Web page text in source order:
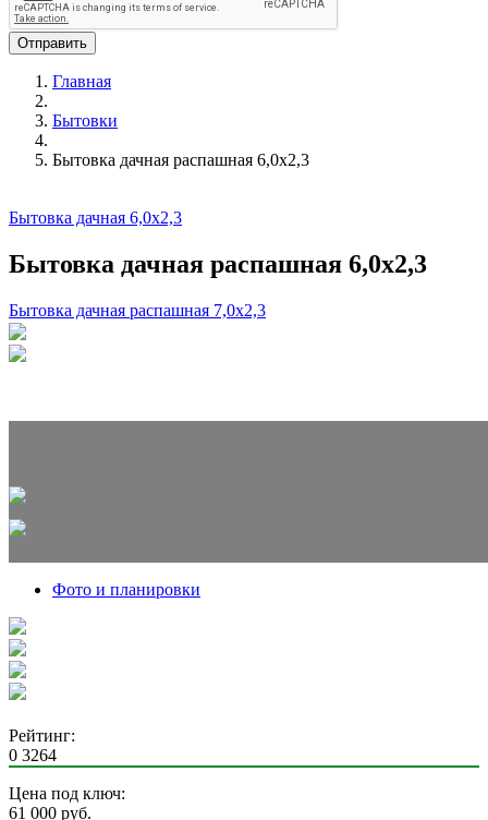
Главная
Бытовки
Бытовка дачная распашная 6,0х2,3
Бытовка дачная 6,0х2,3
Бытовка дачная распашная 6,0х2,3
Бытовка дачная распашная 7,0х2,3
Фото и планировки
Рейтинг:
0 3264
Цена под ключ:
61 000 руб.